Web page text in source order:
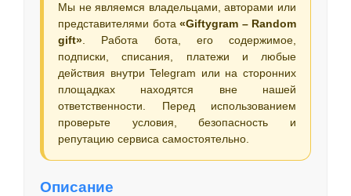
Мы не являемся владельцами, авторами или
представителями бота «Giftygram – Random
gift» . Работа бота, его содержимое,
подписки, списания, платежи и любые
действия внутри Telegram или на сторонних
площадках находятся вне нашей
ответственности. Перед использованием
проверьте условия, безопасность и
репутацию сервиса самостоятельно.
Описание